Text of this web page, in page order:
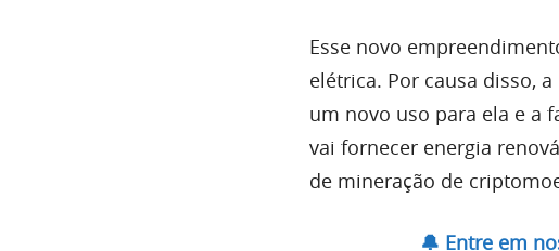
Esse novo
elétrica. Por causa disso,
um novo uso para ela e a
vai fornecer energia
de mineração de
🔔 Entre em